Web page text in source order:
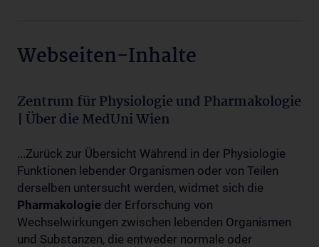
Webseiten-Inhalte
Zentrum für Physiologie und Pharmakologie
| Über die MedUni Wien
...Zurück zur Übersicht Während in der Physiologie
Funktionen lebender Organismen oder von Teilen
derselben untersucht werden, widmet sich die
Pharmakologie der Erforschung von
Wechselwirkungen zwischen lebenden Organismen
und Substanzen, die entweder normale oder